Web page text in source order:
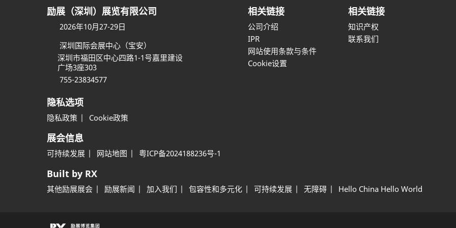
励展（深圳）展览有限公司
2026年10月27-29日
深圳国际会展中心（宝安）
深圳市福田区中心四路1-1号嘉里建设
广场3座303
755-23834577
相关链接
公司介绍
IPR
网站使用条款与条件
Cookie设置
相关链接
知识产权
联系我们
隐私选项
隐私政策 Cookie政策
展会信息
可持续发展 网站地图 粤ICP备2024188236号-1
Built by RX
其他励展展会 励展新闻 加入我们 包容性和多元化 可持续发展 无障碍 Hello China Hello World